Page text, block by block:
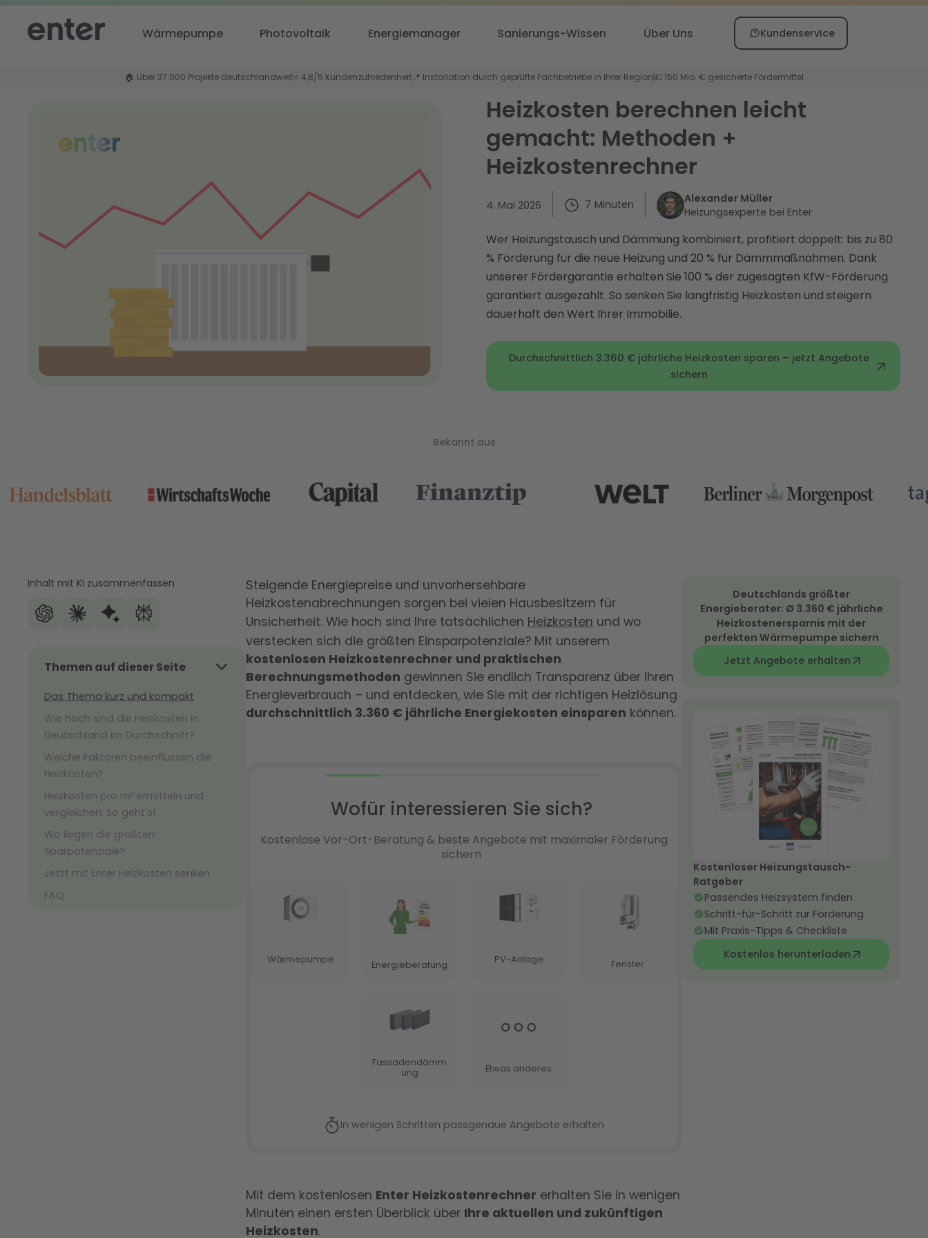
Wärmepumpe Photovoltaik Energiemanager Sanierungs-Wissen Über Uns Kundenservice
🏠 Über 37.000 Projekte deutschlandweit⭐ 4,8/5 Kundenzufriedenheit 📍 Installation durch geprüfte Fachbetriebe in Ihrer Region💶 150 Mio. € gesicherte Fördermittel
Heizkosten berechnen leicht
gemacht: Methoden +
Heizkostenrechner
4. Mai 2026 7 Minuten
Alexander Müller
Heizungsexperte bei Enter
Wer Heizungstausch und Dämmung kombiniert, profitiert doppelt: bis zu 80
% Förderung für die neue Heizung und 20 % für Dämmmaßnahmen. Dank
unserer Fördergarantie erhalten Sie 100 % der zugesagten KfW-Förderung
garantiert ausgezahlt. So senken Sie langfristig Heizkosten und steigern
dauerhaft den Wert Ihrer Immobilie.
Durchschnittlich 3.360 € jährliche Heizkosten sparen – jetzt Angebote
sichern
Bekannt aus
Inhalt mit KI zusammenfassen
Themen auf dieser Seite
Das Thema kurz und kompakt
Wie hoch sind die Heizkosten in
Deutschland im Durchschnitt?
Welche Faktoren beeinflussen die
Heizkosten?
Heizkosten pro m² ermitteln und
vergleichen: So geht's!
Wo liegen die größten
Sparpotenziale?
Jetzt mit Enter Heizkosten senken
FAQ
Steigende Energiepreise und unvorhersehbare
Heizkostenabrechnungen sorgen bei vielen Hausbesitzern für
Unsicherheit. Wie hoch sind Ihre tatsächlichen Heizkosten und wo
verstecken sich die größten Einsparpotenziale? Mit unserem
kostenlosen Heizkostenrechner und praktischen
Berechnungsmethoden gewinnen Sie endlich Transparenz über Ihren
Energieverbrauch – und entdecken, wie Sie mit der richtigen Heizlösung
durchschnittlich 3.360 € jährliche Energiekosten einsparen können.
Mit dem kostenlosen Enter Heizkostenrechner erhalten Sie in wenigen
Minuten einen ersten Überblick über Ihre aktuellen und zukünftigen
Heizkosten.
Deutschlands größter
Energieberater: Ø 3.360 € jährliche
Heizkostenersparnis mit der
perfekten Wärmepumpe sichern
Jetzt Angebote erhalten
Kostenloser Heizungstausch-
Ratgeber
Passendes Heizsystem finden
Schritt-für-Schritt zur Förderung
Mit Praxis-Tipps & Checkliste
Kostenlos herunterladen